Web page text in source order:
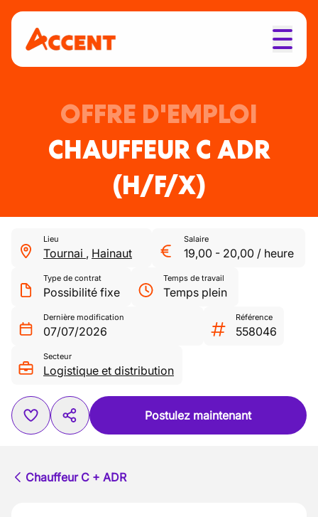
OFFRE D'EMPLOI
CHAUFFEUR C ADR
(H/F/X)
Lieu
Tournai , Hainaut
Salaire
19,00 - 20,00 / heure
Type de contrat
Possibilité fixe
Temps de travail
Temps plein
Dernière modification
07/07/2026
Référence
558046
Secteur
Logistique et distribution
Postulez maintenant
Chauffeur C + ADR